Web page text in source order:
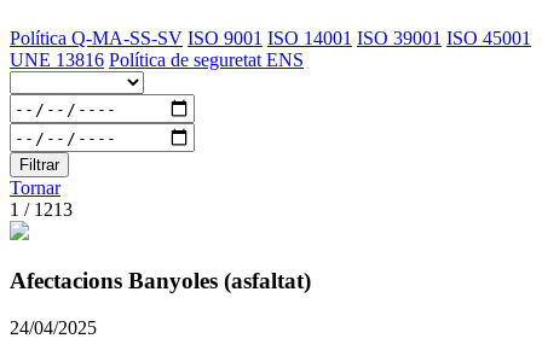
Política Q-MA-SS-SV ISO 9001 ISO 14001 ISO 39001 ISO 45001
UNE 13816 Política de seguretat ENS
Filtrar
Tornar
1 / 1213
Afectacions Banyoles (asfaltat)
24/04/2025